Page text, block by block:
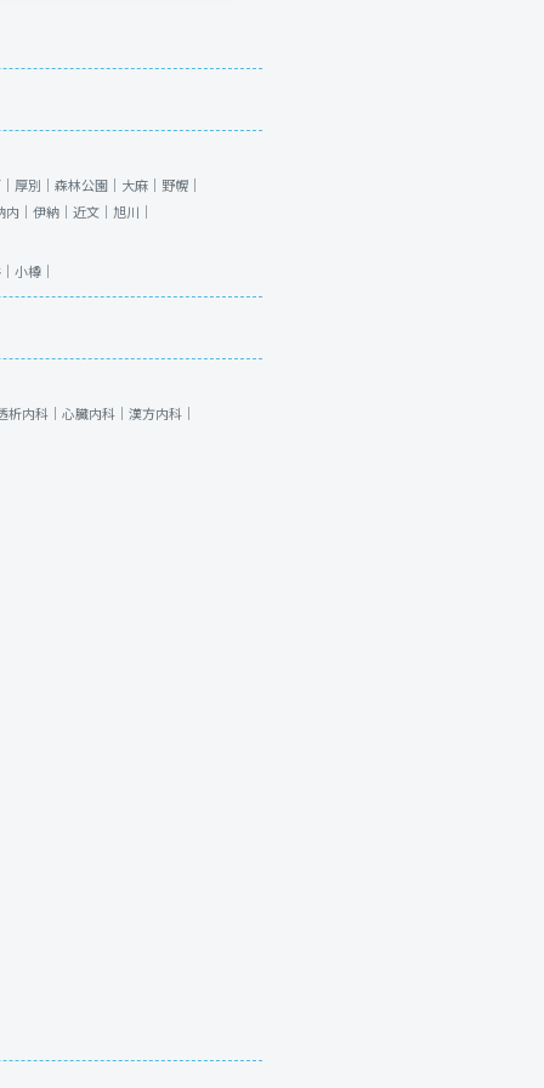
厚別｜ 森林公園｜ 大麻｜ 野幌｜
内｜ 伊納｜ 近文｜ 旭川｜
小樽｜
析内科｜ 心臓内科｜ 漢方内科｜